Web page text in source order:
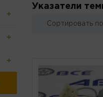
Указатели
Сортировать